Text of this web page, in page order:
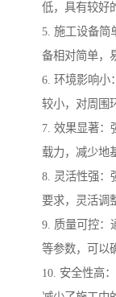
低，具有较好
5. 施工设备简
备相对简单，
6. 环境影响小
较小，对周围
7. 效果显著：
载力，减少地
8. 灵活性强：
要求，灵活调
9. 质量可控：
等参数，可以
10. 安全性高